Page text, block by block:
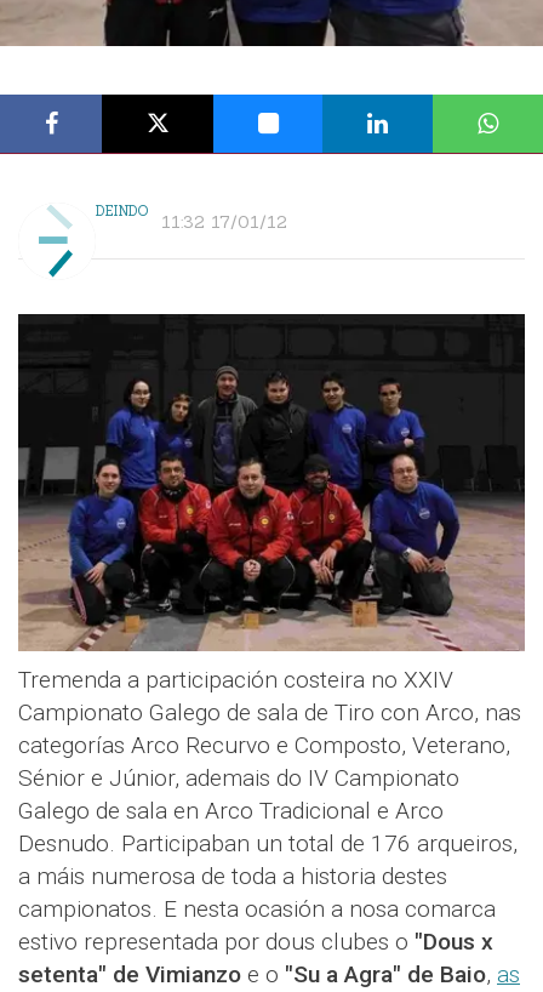
DEINDO 11:32 17/01/12
Tremenda a participación costeira no XXIV
Campionato Galego de sala de Tiro con Arco, nas
categorías Arco Recurvo e Composto, Veterano,
Sénior e Júnior, ademais do IV Campionato
Galego de sala en Arco Tradicional e Arco
Desnudo. Participaban un total de 176 arqueiros,
a máis numerosa de toda a historia destes
campionatos. E nesta ocasión a nosa comarca
estivo representada por dous clubes o "Dous x
setenta" de Vimianzo e o "Su a Agra" de Baio, as